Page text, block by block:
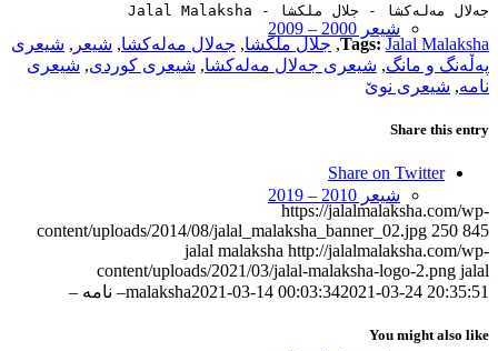
شیعر 2000 – 2009
شیعر 2010 – 2019
جەلال مەلەکشا - جلال ملکشا - Jalal Malaksha
Tags: Jalal Malaksha
, جلال ملکشا, جەلال مەلەکشا, شیعر , شیعری
په‌ڵه‌نگ و مانگ, شیعری جەلال مەلەکشا, شیعری کوردی, شیعری
نامه, شیعری نوێ
Share this entry
Share on Twitter
https://jalalmalaksha.com/wp-
content/uploads/2014/08/jalal_malaksha_banner_02.jpg 250 845
jalal malaksha http://jalalmalaksha.com/wp-
content/uploads/2021/03/jalal-malaksha-logo-2.png jalal
malaksha2021-03-14 00:03:342021-03-24 20:35:51 – نامه –
You might also like